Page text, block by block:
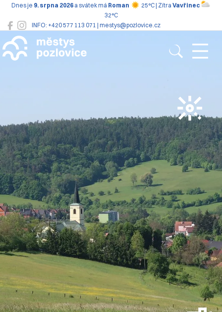
INFO: +420 577 113 071 | mestys@pozlovice.cz
Dnes je 9. srpna 2026 a svátek má Roman 25°C | Zítra Vavřinec
32°C
Pozlovice